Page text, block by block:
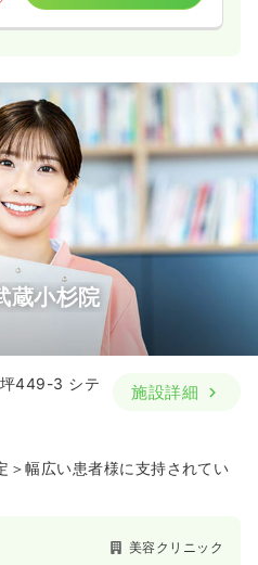
蔵小杉院
449-3 シテ
施設詳細
＞幅広い患者様に支持されてい
美容クリニック